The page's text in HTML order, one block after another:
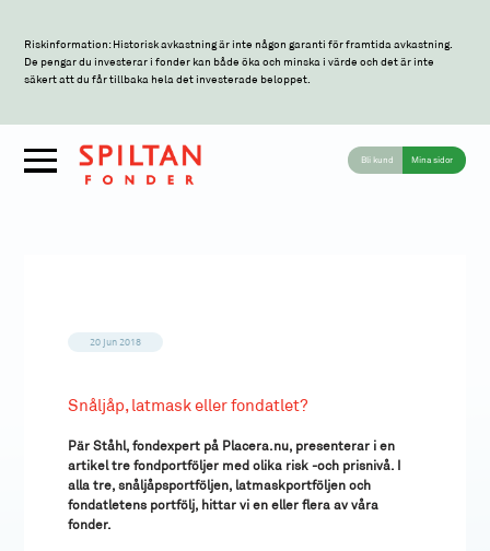
Riskinformation: Historisk avkastning är inte någon garanti för framtida avkastning.
De pengar du investerar i fonder kan både öka och minska i värde och det är inte
säkert att du får tillbaka hela det investerade beloppet.
Bli kund Mina sidor
20 jun 2018
Snåljåp, latmask eller fondatlet?
Pär Ståhl, fondexpert på Placera.nu, presenterar i en
artikel tre fondportföljer med olika risk -och prisnivå. I
alla tre, snåljåpsportföljen, latmaskportföljen och
fondatletens portfölj, hittar vi en eller flera av våra
fonder.